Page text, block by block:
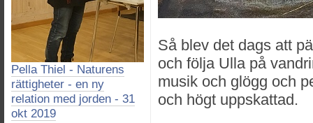
Pella Thiel - Naturens
rättigheter - en ny
relation med jorden - 31
okt 2019
Så blev det dags att
och följa Ulla på
musik och glögg och
och högt uppskattad.